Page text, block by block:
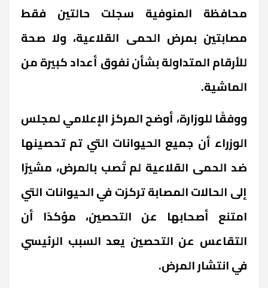
محافظة المنوفية سجلت حالتين فقط
مصابتين بمرض الحمى القلاعية، ولا صحة
للأرقام المتداولة بشأن نفوق أعداد كبيرة من
الماشية.
ووفقًا للوزارة، أوضح المركز الإعلامي لمجلس
الوزراء أن جميع الحيوانات التي تم تحصينها
ضد الحمى القلاعية لم تُصب بالمرض، مشيرًا
إلى الحالات المصابة تركزت في الحيوانات التي
امتنع أصحابها عن التحصين، مؤكدًا أن
التقاعس عن التحصين يعد السبب الرئيسي
في انتشار المرض.